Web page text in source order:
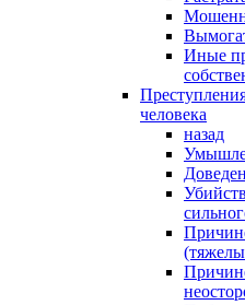
Иные
человека
назад